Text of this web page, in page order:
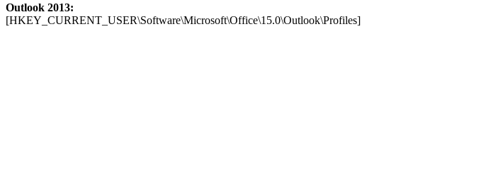
Outlook 2013:
[HKEY_CURRENT_USER\Software\Microsoft\Office\15.0\Outlook\Profiles]